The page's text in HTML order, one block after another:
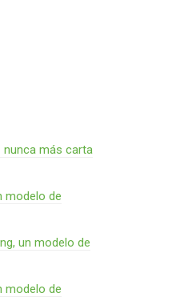
nunca más carta
modelo de
un modelo de
modelo de